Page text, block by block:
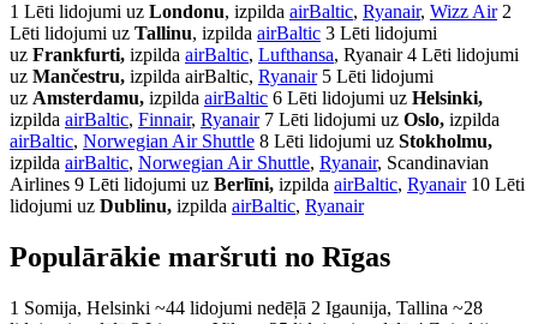
1 Lēti lidojumi uz Londonu, izpilda airBaltic, Ryanair, Wizz Air2
Lēti lidojumi uz Tallinu, izpilda airBaltic 3 Lēti lidojumi
uz Frankfurti, izpilda airBaltic, Lufthansa, Ryanair 4 Lēti lidojumi
uz Mančestru, izpilda airBaltic, Ryanair5 Lēti lidojumi
uz Amsterdamu, izpilda airBaltic 6 Lēti lidojumi uz Helsinki,
izpilda airBaltic, Finnair, Ryanair7 Lēti lidojumi uz Oslo, izpilda
airBaltic, Norwegian Air Shuttle 8 Lēti lidojumi uz Stokholmu,
izpilda airBaltic, Norwegian Air Shuttle, Ryanair, Scandinavian
Airlines 9 Lēti lidojumi uz Berlīni, izpilda airBaltic, Ryanair10 Lēti
lidojumi uz Dublinu, izpilda airBaltic, Ryanair
Populārākie maršruti no Rīgas
1 Somija, Helsinki ~44 lidojumi nedēļā 2 Igaunija, Tallina ~28